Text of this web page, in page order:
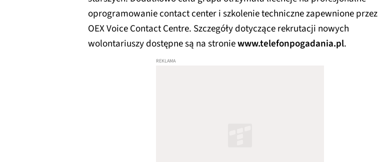
oprogramowanie contact center i szkolenie techniczne zapewnione przez
OEX Voice Contact Centre. Szczegóły dotyczące rekrutacji nowych
wolontariuszy dostępne są na stroniewww.telefonpogadania.pl.